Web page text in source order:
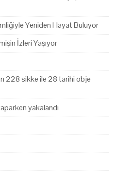
Yeniden Hayat Buluyor
İzleri Yaşıyor
228 sikke ile 28 tarihi obje
yakalandı